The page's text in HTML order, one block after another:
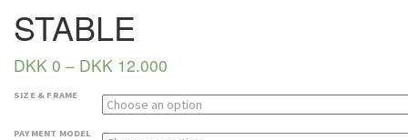
STABLE
DKK 0 – DKK 12.000
SIZE & FRAME
PAYMENT MODEL